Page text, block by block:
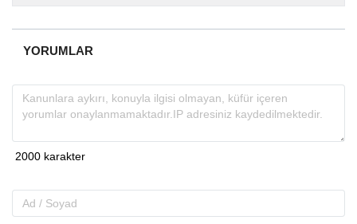
almakta, haber akışı...
YORUMLAR